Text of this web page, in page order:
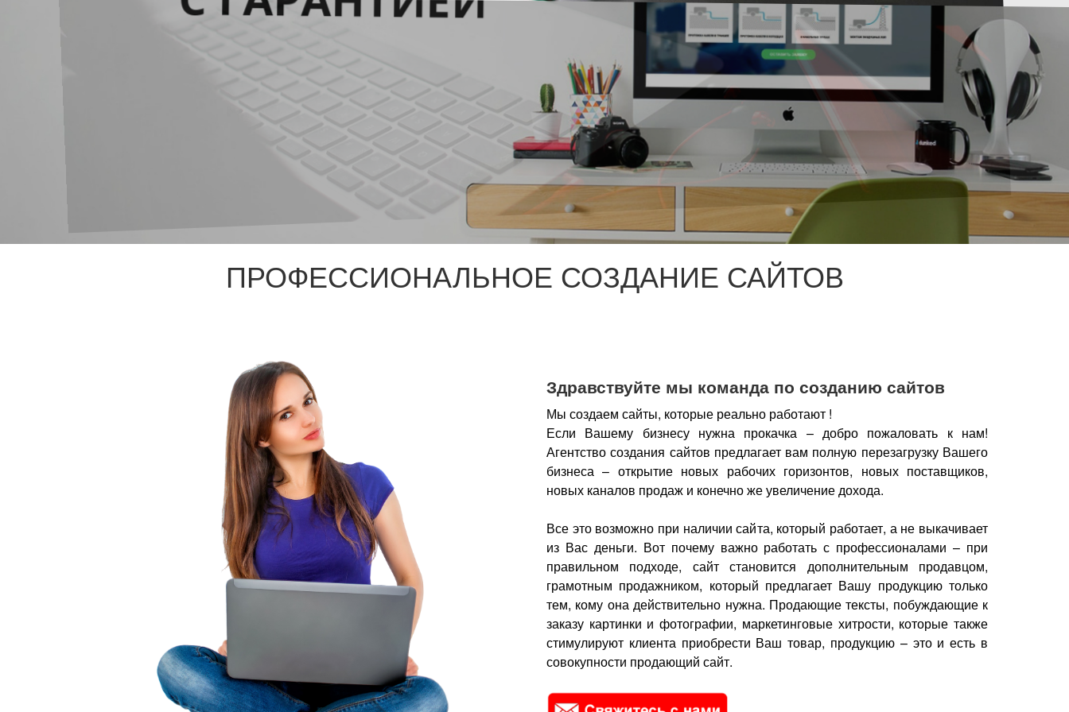
ПРОФЕССИОНАЛЬНОЕ СОЗДАНИЕ САЙТОВ
Здравствуйте мы команда по созданию сайтов
Мы создаем сайты, которые реально работают !
Если Вашему бизнесу нужна прокачка – добро пожаловать к нам!
Агентство создания сайтов предлагает вам полную перезагрузку Вашего
бизнеса – открытие новых рабочих горизонтов, новых поставщиков,
новых каналов продаж и конечно же увеличение дохода.
Все это возможно при наличии сайта, который работает, а не выкачивает
из Вас деньги. Вот почему важно работать с профессионалами – при
правильном подходе, сайт становится дополнительным продавцом,
грамотным продажником, который предлагает Вашу продукцию только
тем, кому она действительно нужна. Продающие тексты, побуждающие к
заказу картинки и фотографии, маркетинговые хитрости, которые также
стимулируют клиента приобрести Ваш товар, продукцию – это и есть в
совокупности продающий сайт.